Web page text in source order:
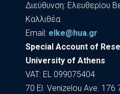
Διεύθυνση: Ελευθερίου
Καλλιθέα
Εmail: elke@hua.gr
Special Account of
University of Athens
VAT: EL 099075404
70 El. Venizelou Ave. 176